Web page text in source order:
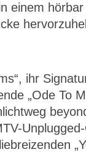
einem
ihr
„Ode To